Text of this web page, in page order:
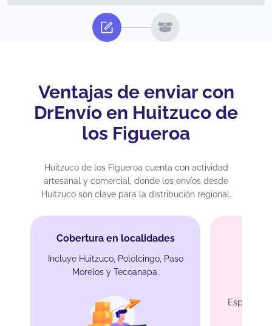
Ventajas de enviar con
DrEnvío en Huitzuco de
los Figueroa
Huitzuco de los Figueroa cuenta con actividad
artesanal y comercial, donde los envíos desde
Huitzuco son clave para la distribución regional.
Cobertura en localidades
Incluye Huitzuco, Pololcingo, Paso
Morelos y Tecoanapa.